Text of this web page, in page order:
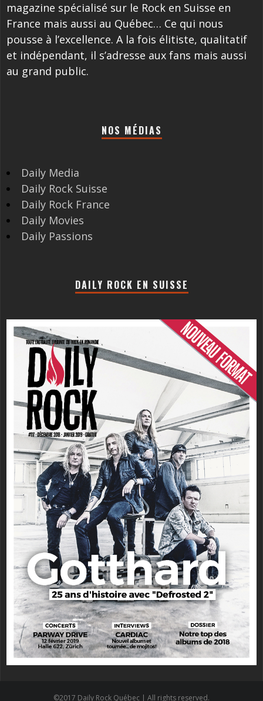
magazine spécialisé sur le Rock en Suisse en
France mais aussi au Québec… Ce qui nous
pousse à l’excellence. A la fois élitiste, qualitatif
et indépendant, il s’adresse aux fans mais aussi
au grand public.
NOS MÉDIAS
Daily Media
Daily Rock Suisse
Daily Rock France
Daily Movies
Daily Passions
DAILY ROCK EN SUISSE
©2017 Daily Rock Québec | All rights reserved.